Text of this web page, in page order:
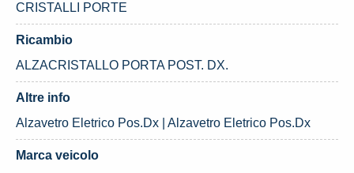
CRISTALLI PORTE
Ricambio
ALZACRISTALLO PORTA POST. DX.
Altre info
Alzavetro Eletrico Pos.Dx | Alzavetro Eletrico Pos.Dx
Marca veicolo